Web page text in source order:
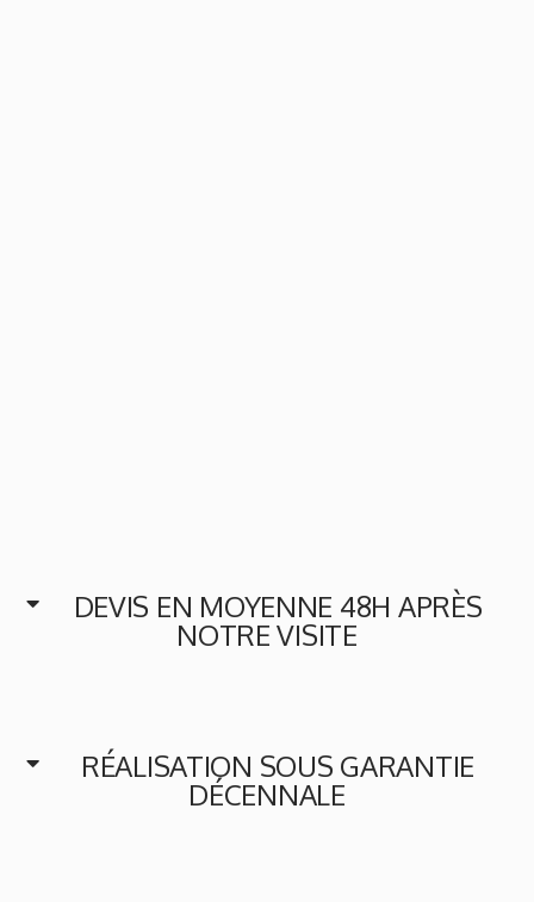
DEVIS EN MOYENNE 48H APRÈS
NOTRE VISITE
RÉALISATION SOUS GARANTIE
DÉCENNALE